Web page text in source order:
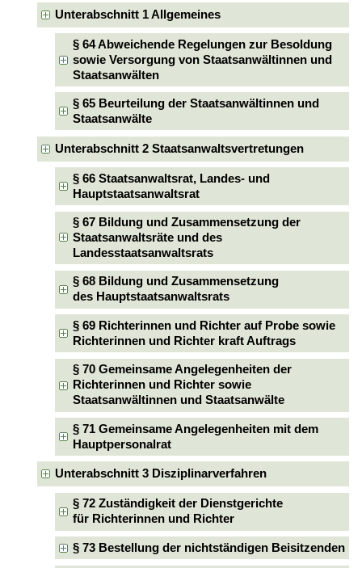
Unterabschnitt 1 Allgemeines
§ 64 Abweichende Regelungen zur Besoldung
sowie Versorgung von Staatsanwältinnen und
Staatsanwälten
§ 65 Beurteilung der Staatsanwältinnen und
Staatsanwälte
Unterabschnitt 2 Staatsanwaltsvertretungen
§ 66 Staatsanwaltsrat, Landes- und
Hauptstaatsanwaltsrat
§ 67 Bildung und Zusammensetzung der
Staatsanwaltsräte und des
Landesstaatsanwaltsrats
§ 68 Bildung und Zusammensetzung
des Hauptstaatsanwaltsrats
§ 69 Richterinnen und Richter auf Probe sowie
Richterinnen und Richter kraft Auftrags
§ 70 Gemeinsame Angelegenheiten der
Richterinnen und Richter sowie
Staatsanwältinnen und Staatsanwälte
§ 71 Gemeinsame Angelegenheiten mit dem
Hauptpersonalrat
Unterabschnitt 3 Disziplinarverfahren
§ 72 Zuständigkeit der Dienstgerichte
für Richterinnen und Richter
§ 73 Bestellung der nichtständigen Beisitzenden